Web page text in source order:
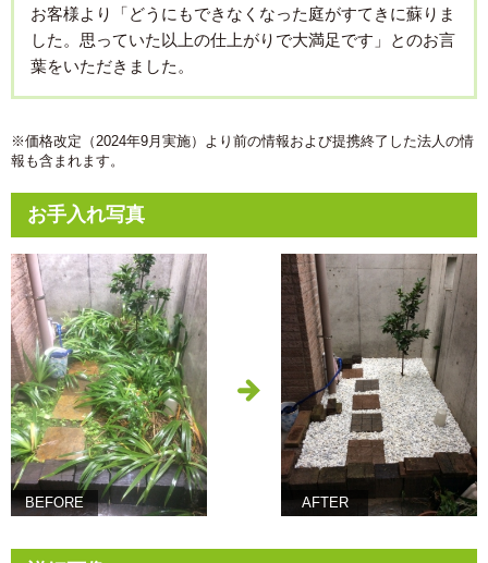
お客様より「どうにもできなくなった庭がすてきに蘇りま
した。思っていた以上の仕上がりで大満足です」とのお言
葉をいただきました。
※価格改定（2024年9月実施）より前の情報および提携終了した法人の情
報も含まれます。
お手入れ写真
BEFORE AFTER